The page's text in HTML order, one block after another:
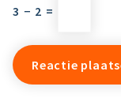
3 − 2 =